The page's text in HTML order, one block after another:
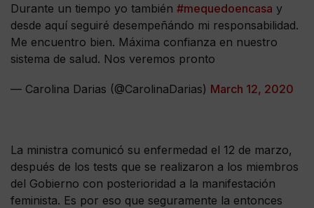
Durante un tiempo yo también #mequedoencasa y
desde aquí seguiré desempeñándo mi responsabilidad.
Me encuentro bien. Máxima confianza en nuestro
sistema de salud. Nos veremos pronto
— Carolina Darias (@CarolinaDarias) March 12, 2020
La ministra comunicó su enfermedad el 12 de marzo,
después de los tests que se realizaron a los miembros
del Gobierno con posterioridad a la manifestación
feminista. Es por eso que seguramente la entonces